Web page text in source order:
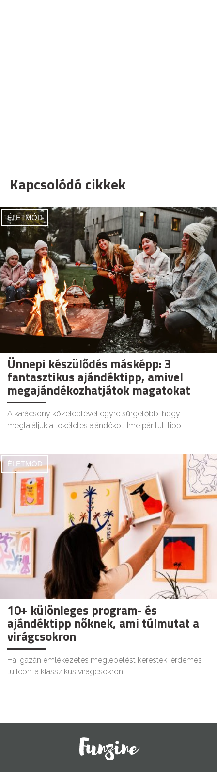
Kapcsolódó cikkek
ÉLETMÓD
Ünnepi készülődés másképp: 3
fantasztikus ajándéktipp, amivel
megajándékozhatjátok magatokat
A karácsony közeledtével egyre sürgetőbb, hogy
megtaláljuk a tökéletes ajándékot. Íme pár tuti tipp!
ÉLETMÓD
10+ különleges program- és
ajándéktipp nőknek, ami túlmutat a
virágcsokron
Ha igazán emlékezetes meglepetést kerestek, érdemes
túllépni a klasszikus virágcsokron!